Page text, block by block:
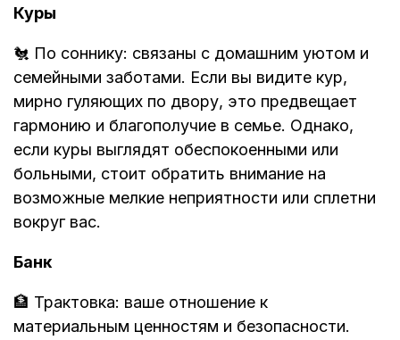
Куры
🐔 По соннику: связаны с домашним уютом и
семейными заботами. Если вы видите кур,
мирно гуляющих по двору, это предвещает
гармонию и благополучие в семье. Однако,
если куры выглядят обеспокоенными или
больными, стоит обратить внимание на
возможные мелкие неприятности или сплетни
вокруг вас.
Банк
🏦 Трактовка: ваше отношение к
материальным ценностям и безопасности.